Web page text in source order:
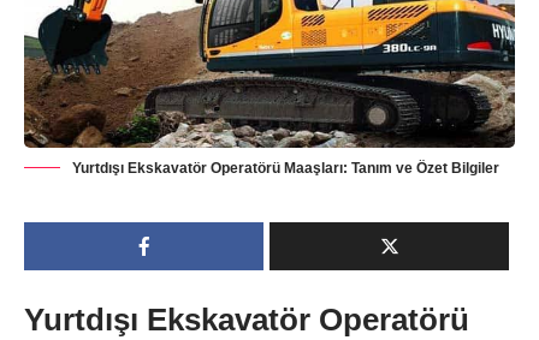
Yurtdışı Ekskavatör Operatörü Maaşları: Tanım ve Özet Bilgiler
Yurtdışı Ekskavatör Operatörü